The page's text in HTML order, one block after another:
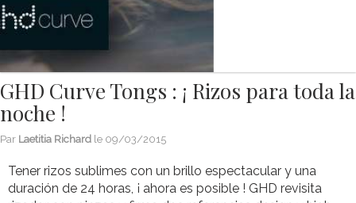
GHD Curve Tongs : ¡ Rizos para toda la
noche !
Par Laetitia Richard le 09/03/2015
Tener rizos sublimes con un brillo espectacular y una
duración de 24 horas, ¡ ahora es posible ! GHD revisita